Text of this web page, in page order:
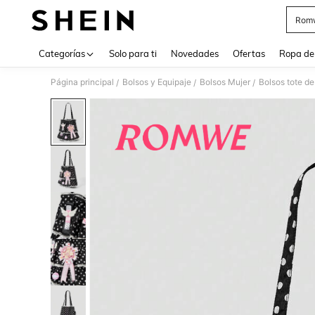
Categorías Solo para ti Novedades Ofertas Ropa
Página principal / Bolsos y Equipaje / Bolsos Mujer / Bolsos tote